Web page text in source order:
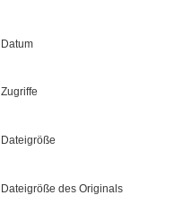
Datum
Zugriffe
Dateigröße
Dateigröße des Originals